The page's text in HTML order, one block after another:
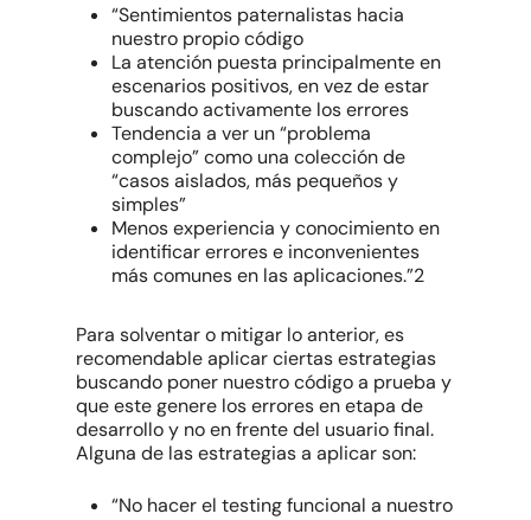
“Sentimientos paternalistas hacia
nuestro propio código
La atención puesta principalmente en
escenarios positivos, en vez de estar
buscando activamente los errores
Tendencia a ver un “problema
complejo” como una colección de
“casos aislados, más pequeños y
simples”
Menos experiencia y conocimiento en
identificar errores e inconvenientes
más comunes en las aplicaciones.”2
Para solventar o mitigar lo anterior, es
recomendable aplicar ciertas estrategias
buscando poner nuestro código a prueba y
que este genere los errores en etapa de
desarrollo y no en frente del usuario final.
Alguna de las estrategias a aplicar son:
“No hacer el testing funcional a nuestro